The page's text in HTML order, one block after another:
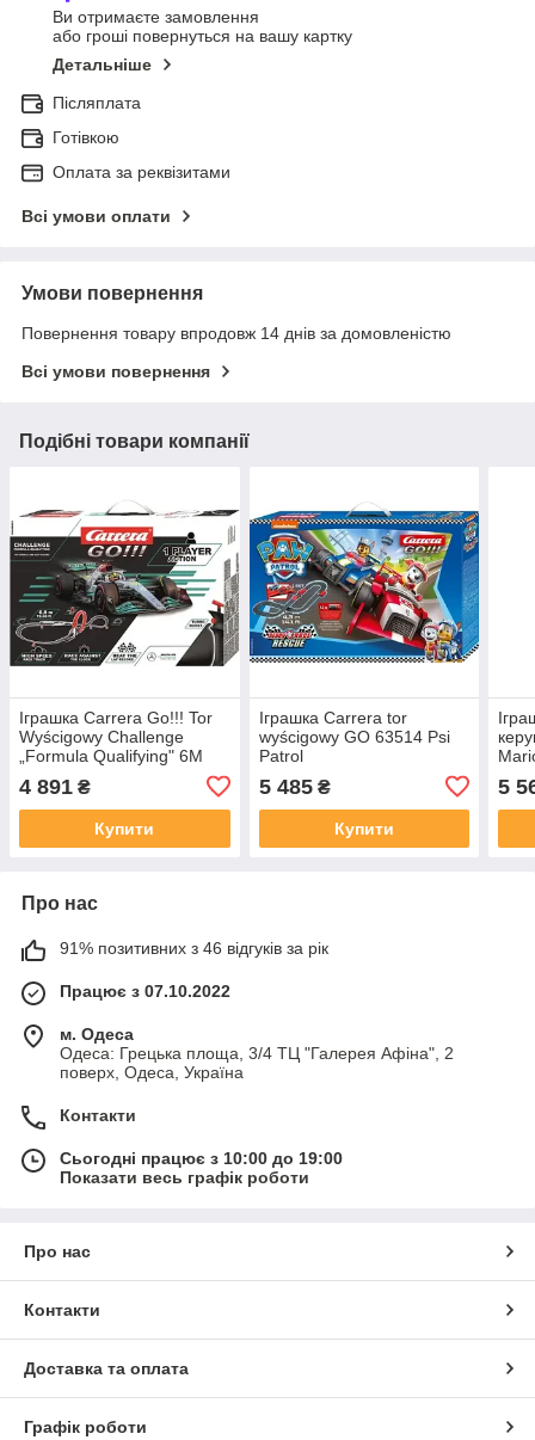
Ви отримаєте замовлення
або гроші повернуться на вашу картку
Детальніше
Післяплата
Готівкою
Оплата за реквізитами
Всі умови оплати
Умови повернення
Повернення товару впродовж 14 днів за домовленістю
Всі умови повернення
Подібні товари компанії
Іграшка Carrera Go!!! Tor
Wyścigowy Challenge
„Formula Qualifying" 6M
4 891 ₴
Купити
Іграшка Carrera tor
wyścigowy GO 63514 Psi
Patrol
5 485₴
Купити
5
Про нас
91% позитивних з 46 відгуків за рік
Працює з 07.10.2022
м. Одеса
Одеса: Грецька площа, 3/4 ТЦ "Галерея Афіна", 2
поверх, Одеса, Україна
Контакти
Сьогодні працює з 10:00 до 19:00
Показати весь графік роботи
Про нас
Контакти
Доставка та оплата
Графік роботи